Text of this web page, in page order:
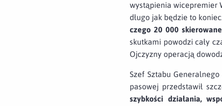
wystąpienia wicepremier
długo jak będzie to
czego 20 000
skutkami powodzi cały
Ojczyzny operacją
Szef Sztabu
pasowej przedstawił
szybkości działania,